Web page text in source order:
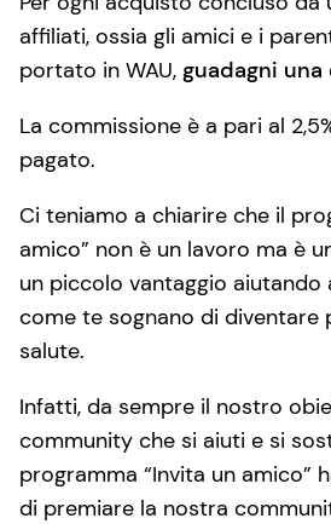
affiliati, ossia gli amici e i
portato in WAU, guadagni
La commissione è a pari al
pagato.
Ci teniamo a chiarire che il
amico” non è un lavoro ma è
un piccolo vantaggio aiutando
come te sognano di diventare
salute.
Infatti, da sempre il nostro
community che si aiuti e si
programma “Invita un amico”
di premiare la nostra